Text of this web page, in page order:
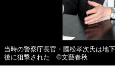
当時の警察庁長官・國松孝次氏は地
後に狙撃された ©文藝春秋